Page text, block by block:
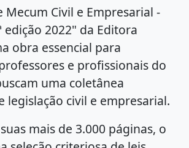
Mecum Civil e Empresarial -
edição 2022" da Editora
obra essencial para
e profissionais do
uma coletânea
legislação civil e empresarial.
mais de 3.000 páginas, o